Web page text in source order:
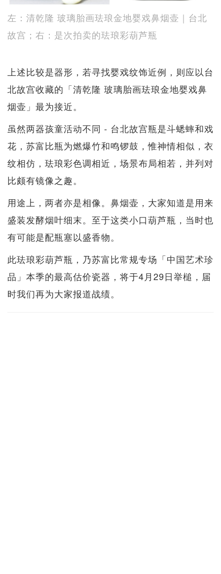
左：清乾隆 玻璃胎画珐琅金地婴戏鼻烟壶｜台北
故宫；右：是次拍卖的珐琅彩葫芦瓶
上述比较是器形，若寻找婴戏纹饰近例，则应以台
北故宫收藏的「清乾隆 玻璃胎画珐琅金地婴戏鼻
烟壶」最为接近。
虽然两器孩童活动不同 - 台北故宫瓶是斗蟋蟀和戏
花，苏富比瓶为燃爆竹和鸣锣鼓，惟神情相似，衣
纹相仿，珐琅彩色调相近，场景布局相若，并列对
比颇有镜像之趣。
用途上，两者亦是相像。鼻烟壶，大家知道是用来
盛装发酵烟叶细末。至于这类小口葫芦瓶，当时也
有可能是配瓶塞以盛香物。
此珐琅彩葫芦瓶，乃苏富比常规专场「中国艺术珍
品」本季的最高估价瓷器，将于4月29日举槌，届
时我们再为大家报道战绩。